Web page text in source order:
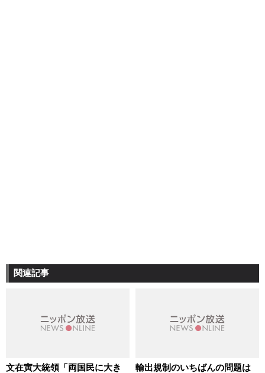
関連記事
文在寅大統領「両国民に大き
輸出規制のいちばんの問題は